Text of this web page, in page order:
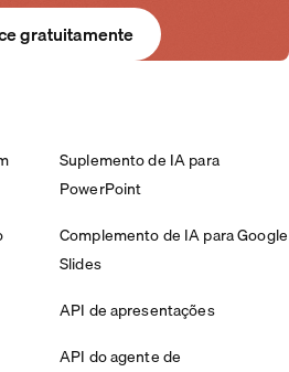
gratuitamente
Suplemento de IA para
PowerPoint
Complemento de IA para Google
Slides
API de apresentações
API do agente de